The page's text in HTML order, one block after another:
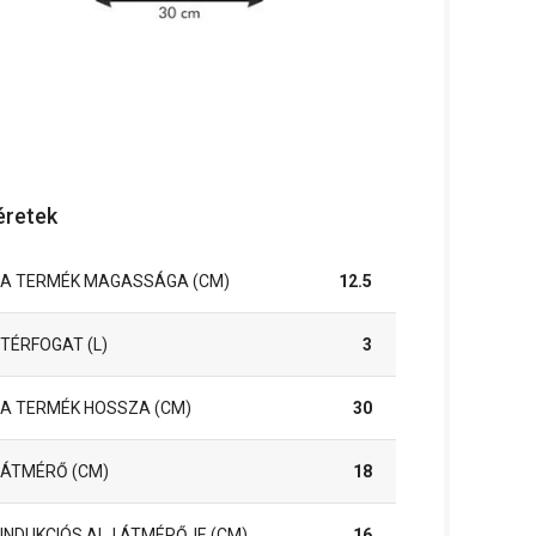
A TERMÉK MAGASSÁGA (CM) 12.5
TÉRFOGAT (L) 3
A TERMÉK HOSSZA (CM) 30
ÁTMÉRŐ (CM) 18